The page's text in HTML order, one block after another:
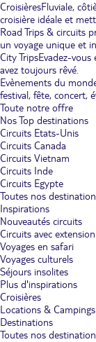
CroisièresFluviale,
croisière idéale et
Road Trips & circuits
un voyage unique et
City TripsEvadez-
avez toujours rêvé.
Evènements du
festival, fête, concert,
Toute notre offre
Nos Top destinations
Circuits Etats-Unis
Circuits Canada
Circuits Vietnam
Circuits Inde
Circuits Egypte
Toutes nos
Inspirations
Nouveautés circuits
Circuits avec extension
Voyages en safari
Voyages culturels
Séjours insolites
Plus d'inspirations
Croisières
Locations & Campings
Destinations
Toutes nos